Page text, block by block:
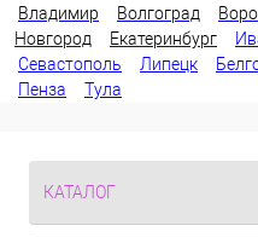
Владимир
Волгоград
Новгород
Екатеринбург
Севастополь
Липецк
Пенза
Тула
КАТАЛОГ